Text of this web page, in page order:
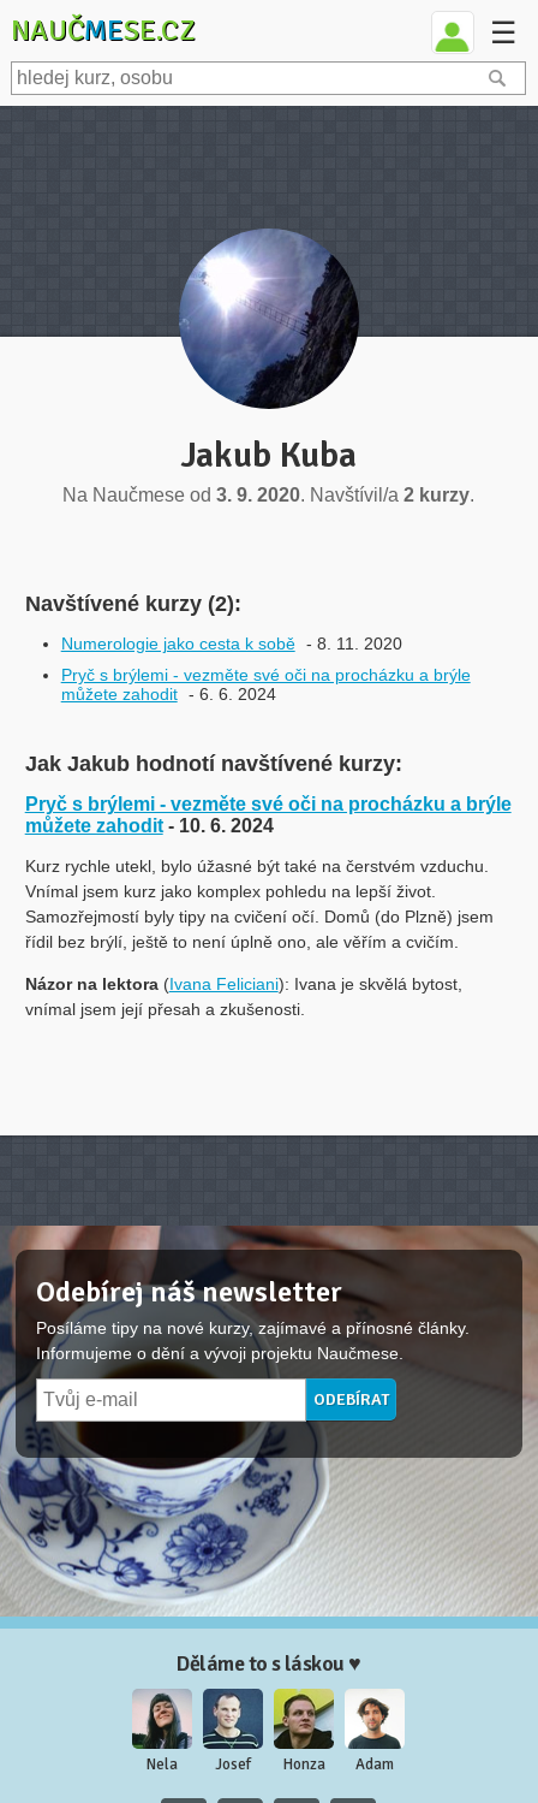
NAUČMESE.CZ ☰
Jakub Kuba
Na Naučmese od3. 9. 2020. Navštívil/a2 kurzy.
Navštívené kurzy (2):
Numerologie jako cesta k sobě - 8. 11. 2020
Pryč s brýlemi - vezměte své oči na procházku a brýle
můžete zahodit - 6. 6. 2024
Jak Jakub hodnotí navštívené kurzy:
Pryč s brýlemi - vezměte své oči na procházku a brýle
můžete zahodit - 10. 6. 2024
Kurz rychle utekl, bylo úžasné být také na čerstvém vzduchu.
Vnímal jsem kurz jako komplex pohledu na lepší život.
Samozřejmostí byly tipy na cvičení očí. Domů (do Plzně) jsem
řídil bez brýlí, ještě to není úplně ono, ale věřím a cvičím.
Názor na lektora(Ivana Feliciani): Ivana je skvělá bytost,
vnímal jsem její přesah a zkušenosti.
Odebírej náš newsletter
Posíláme tipy na nové kurzy, zajímavé a přínosné články.
Informujeme o dění a vývoji projektu Naučmese.
Děláme to s láskou ♥
Nela Josef Honza Adam